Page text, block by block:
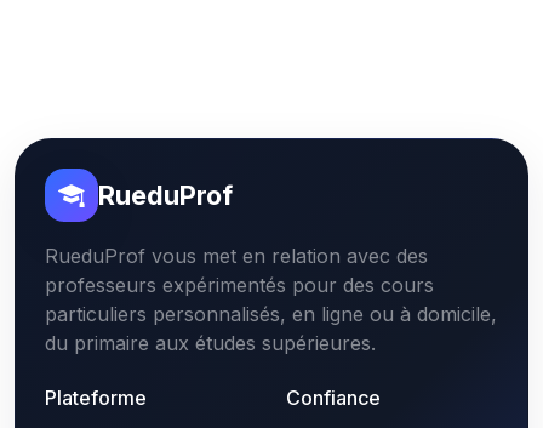
RueduProf
RueduProf vous met en relation avec des
professeurs expérimentés pour des cours
particuliers personnalisés, en ligne ou à domicile,
du primaire aux études supérieures.
Plateforme
Confiance